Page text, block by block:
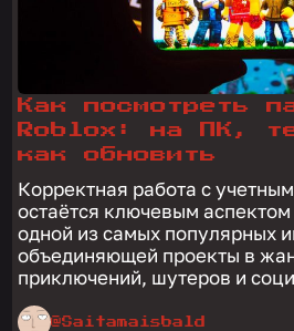
Как посмотреть
Roblox: на ПК,
как обновить
Корректная работа с
остаётся ключевым аспектом
одной из самых популярных
объединяющей проекты в
приключений, шутеров и
@Saitamaisbald